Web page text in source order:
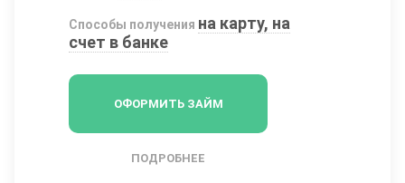
Способы получения на карту, на
счет в банке
ОФОРМИТЬ ЗАЙМ
ПОДРОБНЕЕ